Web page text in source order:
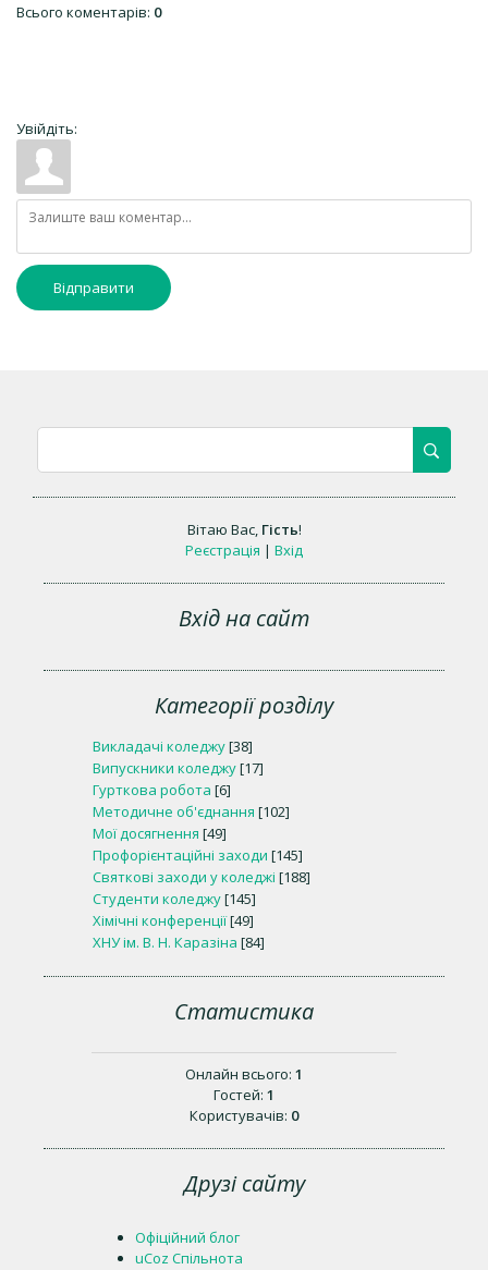
Всього коментарів: 0
Увійдіть:
Відправити
Вітаю Вас, Гість!
Реєстрація | Вхід
Вхід на сайт
Категорії розділу
Викладачі коледжу[38]
Випускники коледжу[17]
Гурткова робота [6]
Методичне об'єднання [102]
Мої досягнення [49]
Профорієнтаційні заходи [145]
Святкові заходи у коледжі [188]
Студенти коледжу[145]
Хімічні конференції[49]
ХНУ ім. В. Н. Каразіна [84]
Статистика
Онлайн всього: 1
Гостей: 1
Користувачів: 0
Друзі сайту
Офіційний блог
uCoz Спільнота